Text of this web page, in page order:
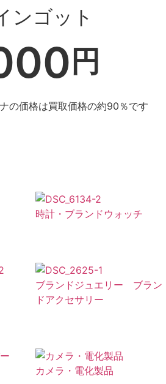
ンゴット
円
の価格は買取価格の約90％です
時計・ブランドウォッチ
ブランドジュエリー ブラン
ドアクセサリー
カメラ・電化製品